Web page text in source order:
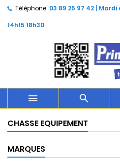
Téléphone: 03 89 25 97 42 | Mardi
14h15 18h30
 
CHASSE EQUIPEMENT
MARQUES